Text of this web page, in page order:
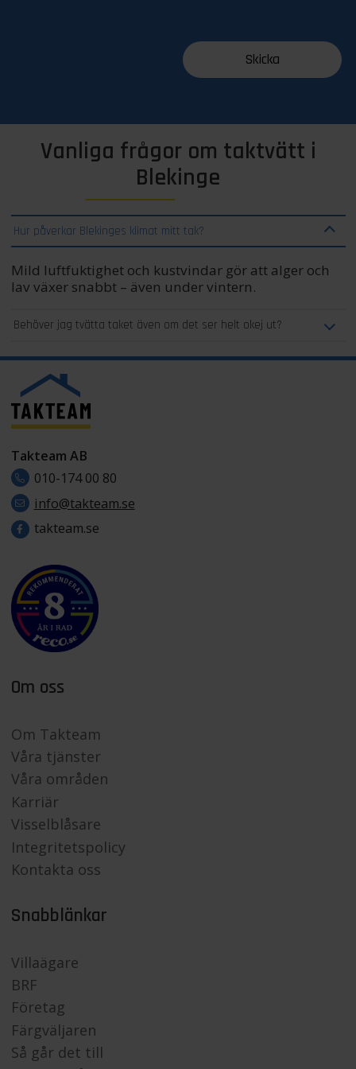
Vanliga frågor om taktvätt i
Blekinge
Hur påverkar Blekinges klimat mitt tak?
Mild luftfuktighet och kustvindar gör att alger och
lav växer snabbt – även under vintern.
Behöver jag tvätta taket även om det ser helt okej ut?
Takteam AB
010-174 00 80
info@takteam.se
takteam.se
Om oss
Om Takteam
Våra tjänster
Våra områden
Karriär
Visselblåsare
Integritetspolicy
Kontakta oss
Snabblänkar
Villaägare
BRF
Företag
Färgväljaren
Så går det till